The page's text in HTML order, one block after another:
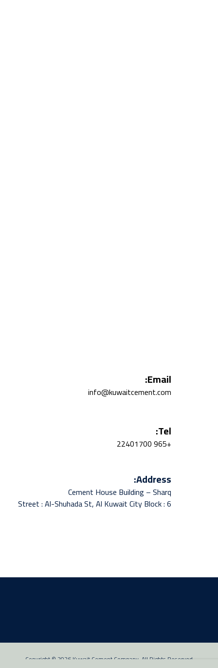
Email:
info@kuwaitcement.com
Tel:
+965 22401700
Address:
Cement House Building – Sharq
Street : Al-Shuhada St, Al Kuwait City Block : 6
Copyright © 2026 Kuwait Cement Company. All Rights Reserved